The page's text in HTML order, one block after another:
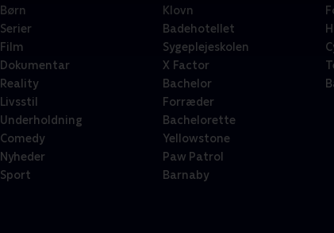
Børn
Serier
Film
Dokumentar
Reality
Livsstil
Underholdning
Comedy
Nyheder
Sport
Klovn
Badehotellet
Sygeplejeskolen
X Factor
Bachelor
Forræder
Bachelorette
Yellowstone
Paw Patrol
Barnaby